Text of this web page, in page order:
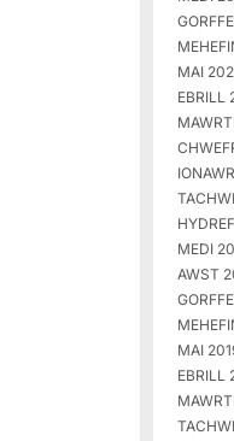
MAI
EBRILL
MEDI
AWST
MAI
EBRILL